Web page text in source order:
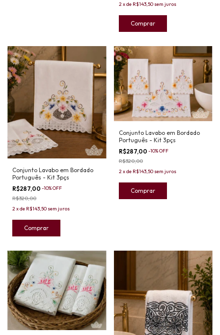
2xde R$143,50 sem juros
Conjunto Lavabo em Bordado
Português - Kit 3pçs
R$287,00 -10%OFF
R$320,00
2xde R$143,50 sem juros
Conjunto Lavabo em Bordado
Português - Kit 3pçs
R$287,00 -10%OFF
R$320,00
2xde R$143,50 sem juros